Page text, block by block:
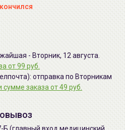
- Вторник, 12 августа.
от 99 руб.
отправка по Вторникам
сумме заказа от 49 руб.